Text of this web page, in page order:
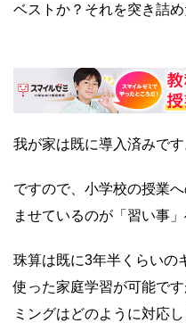
ベストか？それを突き詰め
我が家は既に導入済みです
ですので、小学校の授業
ませているのが「習い事
珠算は既に3年半くらいの
使った家庭学習が可能で
ミングはどのように対応